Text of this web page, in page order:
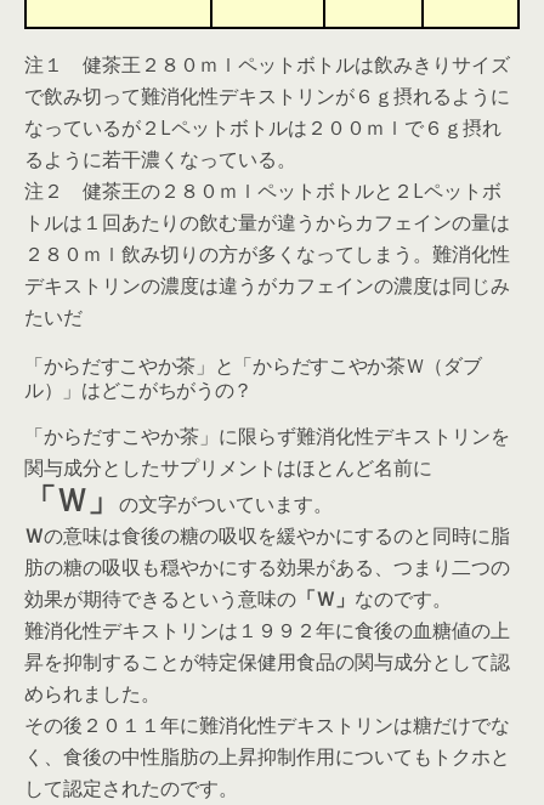
注１ 健茶王２８０ｍｌペットボトルは飲みきりサイズ
で飲み切って難消化性デキストリンが６ｇ摂れるように
なっているが２Lペットボトルは２００ｍｌで６ｇ摂れ
るように若干濃くなっている。
注２ 健茶王の２８０ｍｌペットボトルと２Lペットボ
トルは１回あたりの飲む量が違うからカフェインの量は
２８０ｍｌ飲み切りの方が多くなってしまう。難消化性
デキストリンの濃度は違うがカフェインの濃度は同じみ
たいだ
「からだすこやか茶」と「からだすこやか茶Ｗ（ダブ
ル）」はどこがちがうの？
「からだすこやか茶」に限らず難消化性デキストリンを
関与成分としたサプリメントはほとんど名前に
「Ｗ」
の文字がついています。
Ｗの意味は食後の糖の吸収を緩やかにするのと同時に脂
肪の糖の吸収も穏やかにする効果がある、つまり二つの
効果が期待できるという意味の 「Ｗ」 なのです。
難消化性デキストリンは１９９２年に食後の血糖値の上
昇を抑制することが特定保健用食品の関与成分として認
められました。
その後２０１１年に難消化性デキストリンは糖だけでな
く、食後の中性脂肪の上昇抑制作用についてもトクホと
して認定されたのです。